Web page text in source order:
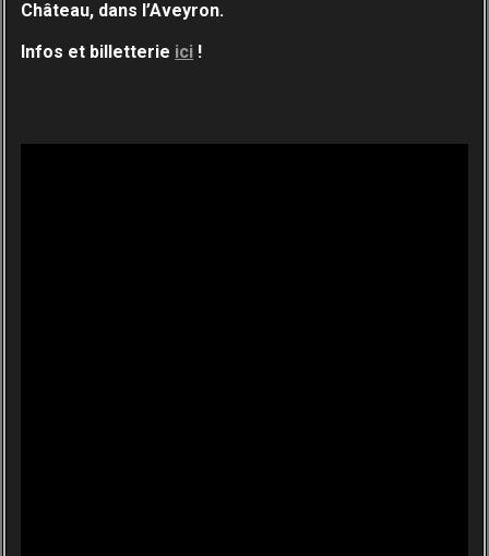
Château, dans l’Aveyron.
Infos et billetterie ici !